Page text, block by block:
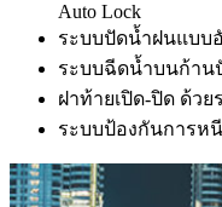
Auto Lock
ระบบปัดน้ำฝนแบบอั
ระบบฉีดน้ำบนก้าน
ฝาท้ายเปิด-ปิด ด้วย
ระบบป้องกันการหนี